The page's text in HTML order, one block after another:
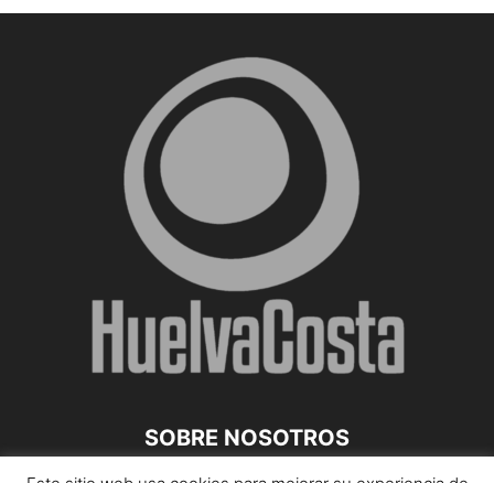
SOBRE NOSOTROS